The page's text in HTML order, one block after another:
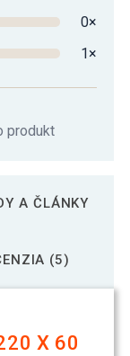
0×
1×
produkt
A ČLÁNKY
(5)
X 60